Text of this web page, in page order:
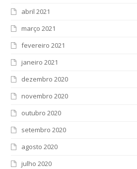
abril 2021
março 2021
fevereiro 2021
janeiro 2021
dezembro 2020
novembro 2020
outubro 2020
setembro 2020
agosto 2020
julho 2020